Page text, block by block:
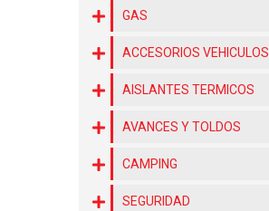
GAS
ACCESORIOS VEHICULOS
AISLANTES TERMICOS
AVANCES Y TOLDOS
CAMPING
SEGURIDAD